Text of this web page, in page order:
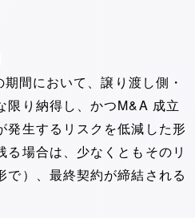
間において、譲り渡し側・
限り納得し、かつM&A 成立
発生するリスクを低減した形
場合は、少なくともそのリ
で）、最終契約が締結される